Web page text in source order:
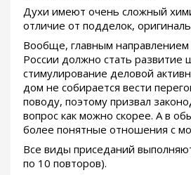
Духи имеют очень сложный
отличие от подделок,
Вообще, главным
России должно стать развитие
стимулирование деловой
дом не собирается вести
поводу, поэтому призвал
вопрос как можно скорее. А в
более понятные отношения с
Все виды приседаний
по 10 повторов).